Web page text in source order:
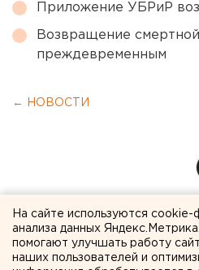
Приложение УБРиР
Возвращение
преждевременным
← НОВОСТИ
Размер платы
заморозили в
Свердловской
На сайте используются cookie-
анализа данных
помогают улучшать работу
наших пользователей и